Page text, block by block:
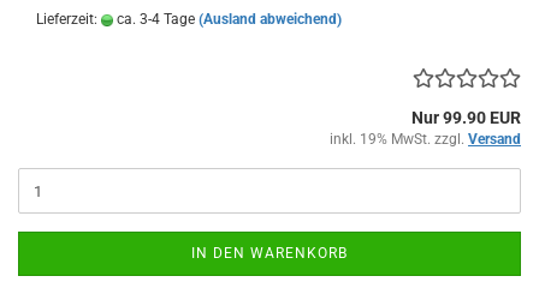
Lieferzeit: ca. 3-4 Tage (Ausland abweichend)
Nur 99.90 EUR
inkl. 19% MwSt. zzgl. Versand
IN DEN WARENKORB